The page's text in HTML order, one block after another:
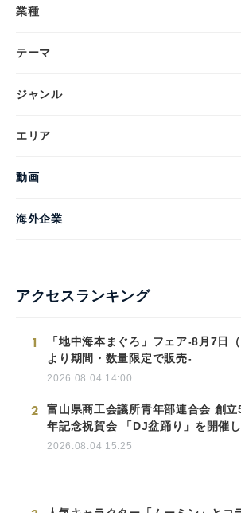
業種
テーマ
ジャンル
エリア
動画
海外企業
アクセスランキング
1
「地中海本まぐろ」フェア-8月7日（
より期間・数量限定で販売-
2026.08.04 14:00
2
富山県商工会議所青年部連合会 創立
年記念祝賀会 「DJ盆踊り」を開催
2026.08.04 15:25
English